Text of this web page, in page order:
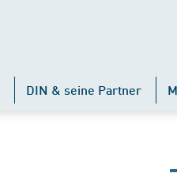
DIN & seine Partner